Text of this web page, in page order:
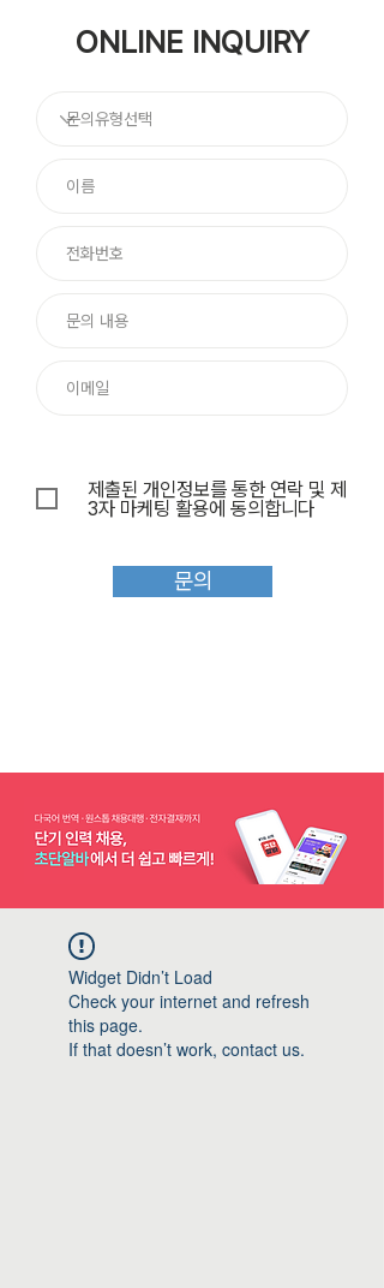
ONLINE INQUIRY
제출된 개인정보를 통한 연락 및 제
3자 마케팅 활용에 동의합니다
문의
Widget Didn’t Load
Check your internet and refresh
this page.
If that doesn’t work, contact us.